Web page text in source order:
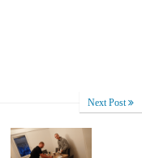
Next Post